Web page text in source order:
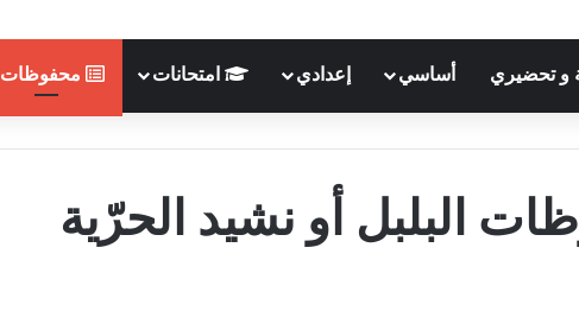
و تحضيري أساسي إعدادي امتحانات محفوظات
البلبل أو نشيد الحرّية